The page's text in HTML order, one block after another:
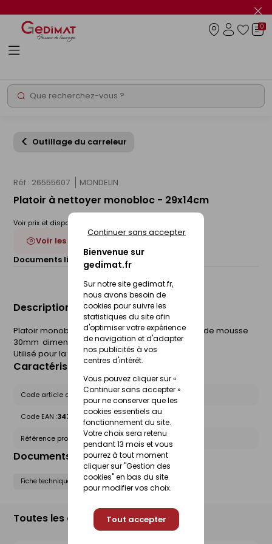
Bienvenue sur
gedimat.fr
Sur notre site gedimat.fr,
nous avons besoin de
cookies pour suivre les
statistiques du site afin
d'optimiser votre expérience
de navigation et d'adapter
nos publicités à vos
centres d'intérêt.
Vous pouvez cliquer sur «
Continuer sans accepter »
pour ne conserver que les
cookies essentiels au
fonctionnement du site.
Votre choix sera retenu
pendant 13 mois et vous
pourrez à tout moment
cliquer sur "Gestion des
cookies" en bas du site
pour modifier vos choix.
Tout accepter
Continuer sans accepter
le
info
Rechercher
0
Outillage du carreleur
Réf : 26555607 MONDELIN
Platoir à nettoyer monobloc - 29x14cm
Voir prix et disponibilité en magasin
Voir les 4 déclinaisons
Documents liés :
Fiche technique
Description du produit
Platoir monobloc  mousse fine jaune  épaisseur de mousse
30mm  dimensions du plateau 29x14cm.
Utilisé pour la finition des joints de carrelage.
Caractéristiques du produit
Code article chez le fournisseur :152760
Code EAN :3479131527606
Référence produit nationale Gedimat :26555607
Documents liés
Fiche technique
Toutes les déclinaisons